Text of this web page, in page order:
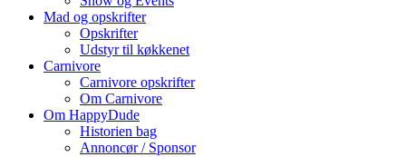
Mad og opskrifter
Opskrifter
Udstyr til køkkenet
Carnivore
Carnivore opskrifter
Om Carnivore
Om HappyDude
Historien bag
Annoncør / Sponsor